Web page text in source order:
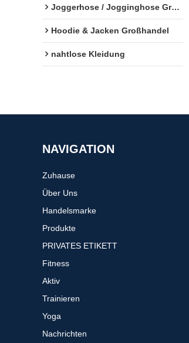
Joggerhose / Jogginghose Großhandel
Hoodie & Jacken Großhandel
nahtlose Kleidung
NAVIGATION
Zuhause
Über Uns
Handelsmarke
Produkte
PRIVATES ETIKETT
Fitness
Aktiv
Trainieren
Yoga
Nachrichten